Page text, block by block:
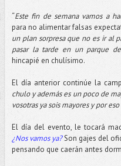
“Este fin de semana vamos a
para no alimentar falsas
un plan sorpresa que no es ir al
pasar la tarde en un parque
hincapié en chulísimo.
El día anterior continúe la
chulo y además es un poco de
vosotras ya sois mayores y por
El día del evento, le tocará
¿Nos vamos ya?Son gajes del
pensando que caerán antes